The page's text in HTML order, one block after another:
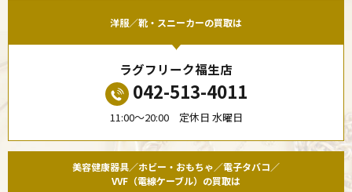
洋服／靴・スニーカーの買取は
ラグフリーク福生店
042-513-4011
11:00〜20:00 定休日 水曜日
美容健康器具／ホビー・おもちゃ／電子タバコ／
VVF（電線ケーブル）の買取は